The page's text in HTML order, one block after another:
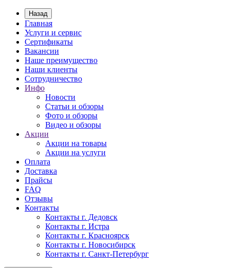
Назад
Главная
Услуги и сервис
Сертификаты
Вакансии
Наше преимущество
Наши клиенты
Сотрудничество
Инфо
Новости
Статьи и обзоры
Фото и обзоры
Видео и обзоры
Акции
Акции на товары
Акции на услуги
Оплата
Доставка
Прайсы
FAQ
Отзывы
Контакты
Контакты г. Дедовск
Контакты г. Истра
Контакты г. Красноярск
Контакты г. Новосибирск
Контакты г. Санкт-Петербург